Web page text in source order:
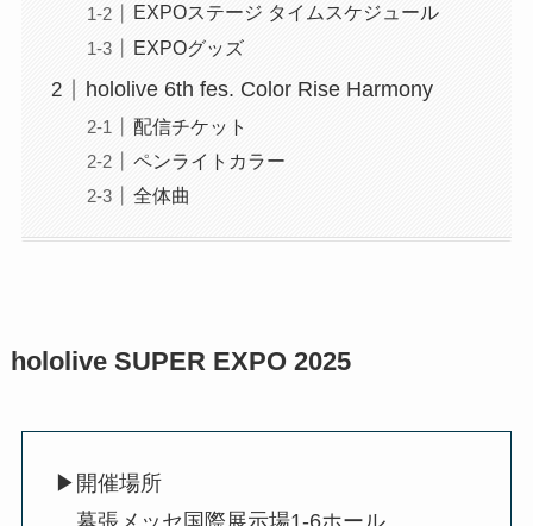
EXPOステージ タイムスケジュール
EXPOグッズ
hololive 6th fes. Color Rise Harmony
配信チケット
ペンライトカラー
全体曲
hololive SUPER EXPO 2025
▶開催場所
幕張メッセ国際展示場1-6ホール